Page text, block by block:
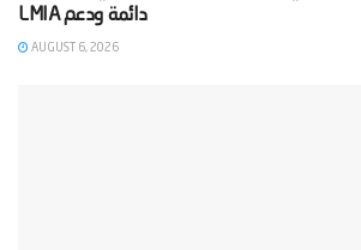
دائمة ودعم LMIA‬
AUGUST 6, 2026